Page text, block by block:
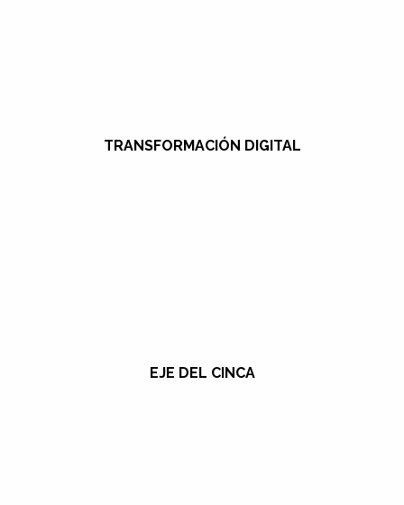
TRANSFORMACIÓN DIGITAL
EJE DEL CINCA